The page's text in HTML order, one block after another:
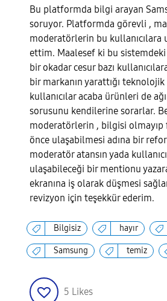
Bu platformda bilgi arayan
soruyor. Platformda görevli ,
moderatörlerin bu kullanıcılara
ettim. Maalesef ki bu
bir okadar cesur bazı
bir markanın yarattığı teknolojik
kullanıcılar acaba ürünleri de
sorusunu kendilerine sorarlar.
moderatörlerin , bilgisi olmayıp
önce ulaşabilmesi adına bir
moderatör atansın yada
ulaşabileceği bir mentionu
ekranına iş olarak düşmesi
revizyon için teşekkür ederim.
Bilgisiz hayır
Samsung temiz
5 Likes